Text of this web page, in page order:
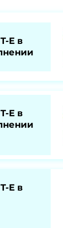
E в
E в
E в